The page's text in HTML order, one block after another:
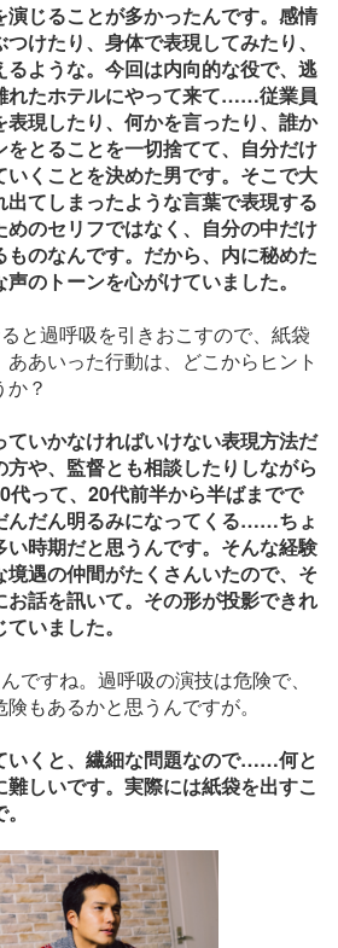
じることが多かったんです。感情
けたり、身体で表現してみたり、
ような。今回は内向的な役で、逃
れたホテルにやって来て……従業員
表現したり、何かを言ったり、誰か
をとることを一切捨てて、自分だけ
くことを決めた男です。そこで大
てしまったような言葉で表現する
めのセリフではなく、自分の中だけ
のなんです。だから、内に秘めた
のトーンを心がけていました。
と過呼吸を引きおこすので、紙袋
あいった行動は、どこからヒント
？
いかなければいけない表現方法だ
や、監督とも相談したりしながら
代って、20代前半から半ばまでで
んだん明るみになってくる……ちょ
い時期だと思うんです。そんな経験
境遇の仲間がたくさんいたので、そ
お話を訊いて。その形が投影できれ
いました。
ですね。過呼吸の演技は危険で、
もあるかと思うんですが。
いくと、繊細な問題なので……何と
しいです。実際には紙袋を出すこ